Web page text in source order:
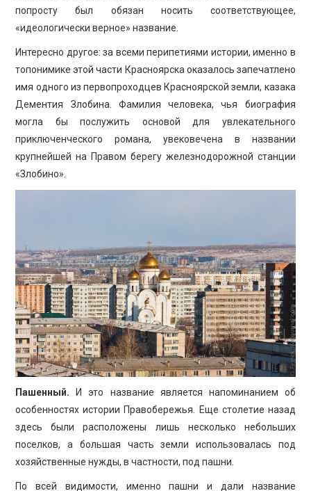
попросту был обязан носить соответствующее,
«идеологически верное» название.
Интересно другое: за всеми перипетиями истории, именно в
топонимике этой части Красноярска оказалось запечатлено
имя одного из первопроходцев Красноярской земли, казака
Дементия Злобина. Фамилия человека, чья биография
могла бы послужить основой для увлекательного
приключенческого романа, увековечена в названии
крупнейшей на Правом берегу железнодорожной станции
«Злобино».
Пашенный. И это название является напоминанием об
особенностях истории Правобережья. Еще столетие назад
здесь были расположены лишь несколько небольших
поселков, а большая часть земли использовалась под
хозяйственные нужды, в частности, под пашни.
По всей видимости, именно пашни и дали название